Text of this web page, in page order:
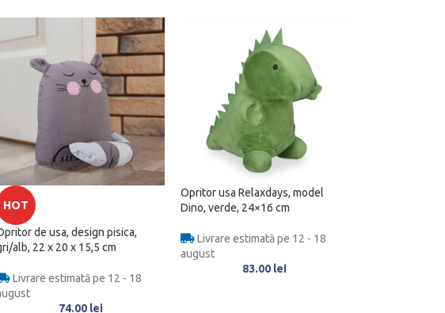
HOT
de usa, design pisica,
alb, 22 x 20 x 15,5 cm
Livrare estimată pe 12 - 18
74.00 lei
Opritor usa Relaxdays, model
Dino, verde, 24×16 cm
Livrare estimată pe 12 - 18
august
83.00 lei